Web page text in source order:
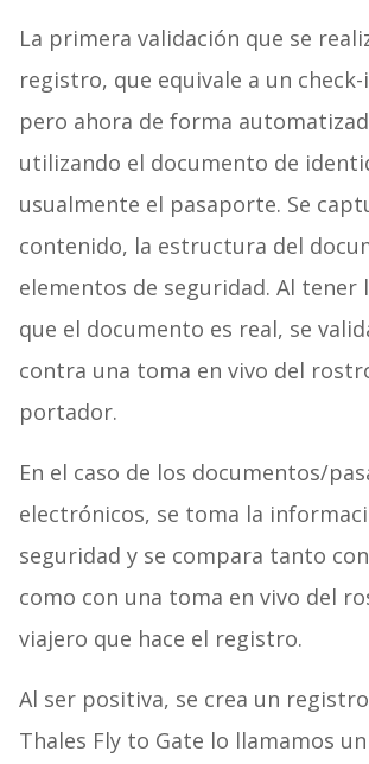
La primera validación que se
registro, que equivale a un
pero ahora de forma
utilizando el documento de
usualmente el pasaporte. Se
contenido, la estructura del
elementos de seguridad. Al tener
que el documento es real, se
contra una toma en vivo del
portador.
En el caso de los documentos/
electrónicos, se toma la
seguridad y se compara tanto
como con una toma en vivo del
viajero que hace el registro.
Al ser positiva, se crea un
Thales Fly to Gate lo llamamos